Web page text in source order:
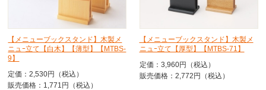
【メニューブックスタンド】木製メ
ニュｰ立て【白木】【薄型】【MTBS-
9】
定価：2,530円（税込）
販売価格：1,771円（税込）
【メニューブックスタンド】木製メ
ニュｰ立て【厚型】【MTBS-71】
定価：3,960円（税込）
販売価格：2,772円（税込）